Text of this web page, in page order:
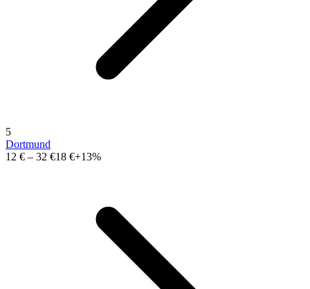
5
Dortmund
12 € – 32 €18 €+13%